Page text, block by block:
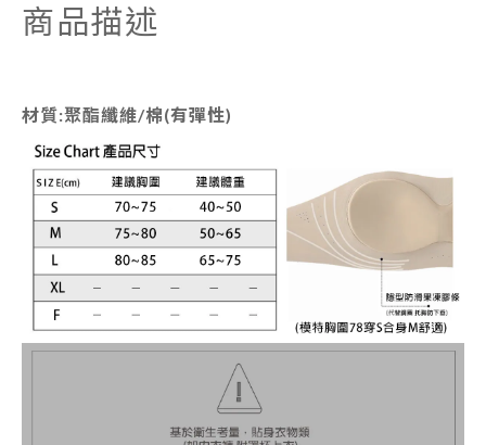
商品描述
材質:聚酯纖維/棉(有彈性)